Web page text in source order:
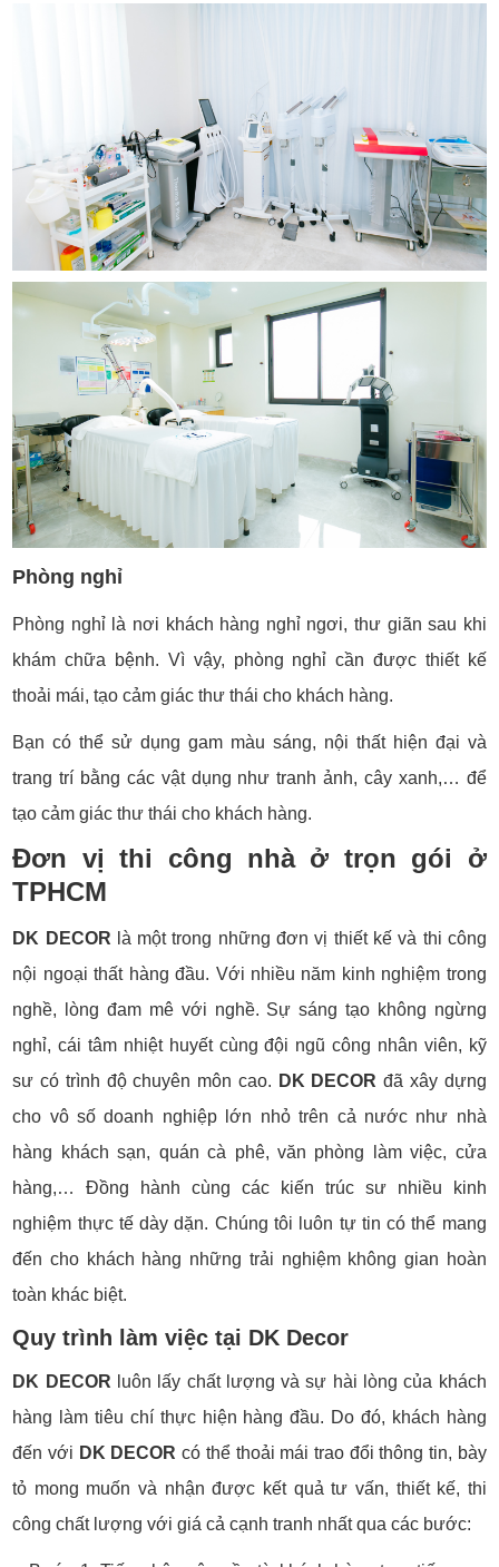
Phòng nghỉ
Phòng nghỉ là nơi khách hàng nghỉ ngơi, thư giãn sau khi
khám chữa bệnh. Vì vậy, phòng nghỉ cần được thiết kế
thoải mái, tạo cảm giác thư thái cho khách hàng.
Bạn có thể sử dụng gam màu sáng, nội thất hiện đại và
trang trí bằng các vật dụng như tranh ảnh, cây xanh,… để
tạo cảm giác thư thái cho khách hàng.
Đơn vị thi công nhà ở trọn gói ở
TPHCM
DK DECOR là một trong những đơn vị thiết kế và thi công
nội ngoại thất hàng đầu. Với nhiều năm kinh nghiệm trong
nghề, lòng đam mê với nghề. Sự sáng tạo không ngừng
nghỉ, cái tâm nhiệt huyết cùng đội ngũ công nhân viên, kỹ
sư có trình độ chuyên môn cao. DK DECOR đã xây dựng
cho vô số doanh nghiệp lớn nhỏ trên cả nước như nhà
hàng khách sạn, quán cà phê, văn phòng làm việc, cửa
hàng,… Đồng hành cùng các kiến ​​trúc sư nhiều kinh
nghiệm thực tế dày dặn. Chúng tôi luôn tự tin có thể mang
đến cho khách hàng những trải nghiệm không gian hoàn
toàn khác biệt.
Quy trình làm việc tại DK Decor
DK DECOR luôn lấy chất lượng và sự hài lòng của khách
hàng làm tiêu chí thực hiện hàng đầu. Do đó, khách hàng
đến với DK DECOR có thể thoải mái trao đổi thông tin, bày
tỏ mong muốn và nhận được kết quả tư vấn, thiết kế, thi
công chất lượng với giá cả cạnh tranh nhất qua các bước: